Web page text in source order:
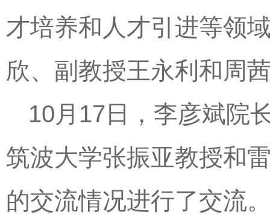
才培养和人才引进等领
欣、副教授王永利和周
10月17日，李彦斌院
筑波大学张振亚教授和
的交流情况进行了交流